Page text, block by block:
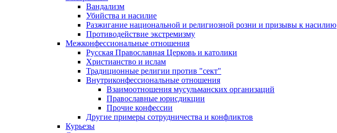
Вандализм
Убийства и насилие
Разжигание национальной и религиозной розни и призывы к насилию
Противодействие экстремизму
Межконфессиональные отношения
Русская Православная Церковь и католики
Христианство и ислам
Традиционные религии против "сект"
Внутриконфессиональные отношения
Взаимоотношения мусульманских организаций
Православные юрисдикции
Прочие конфессии
Другие примеры сотрудничества и конфликтов
Курьезы